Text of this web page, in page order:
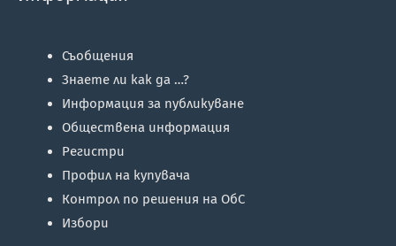
Съобщения
Знаете ли как да …?
Информация за публикуване
Обществена информация
Регистри
Профил на купувача
Контрол по решения на ОбС
Избори